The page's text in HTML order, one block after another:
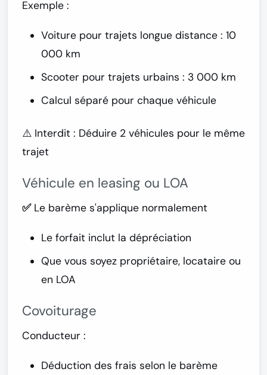
Exemple :
Voiture pour trajets longue distance : 10
000 km
Scooter pour trajets urbains : 3 000 km
Calcul séparé pour chaque véhicule
⚠️ Interdit : Déduire 2 véhicules pour le même
trajet
Véhicule en leasing ou LOA
✅ Le barème s'applique normalement
Le forfait inclut la dépréciation
Que vous soyez propriétaire, locataire ou
en LOA
Covoiturage
Conducteur :
Déduction des frais selon le barème